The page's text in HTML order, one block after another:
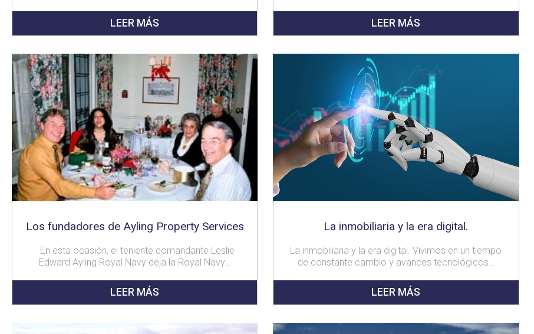
LEER MÁS LEER MÁS
Los fundadores de Ayling Property Services
En esta ocasión, el teniente comandante Leslie
Edward Ayling Royal Navy deja la Royal Navy…
LEER MÁS
La inmobiliaria y la era digital.
La inmobiliaria y la era digital. Vivimos en un tiempo
de constante cambio y avances tecnológicos…
LEER MÁS